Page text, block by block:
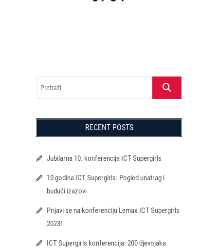
Pretraži
RECENT POSTS
Jubilarna 10. konferencija ICT Supergirls
10 godina ICT Supergirls: Pogled unatrag i
budući izazovi
Prijavi se na konferenciju Lemax ICT Supergirls
2023!
ICT Supergirls konferencija: 200 djevojaka